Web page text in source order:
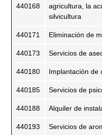
440168
agricultura, la
silvicultura
440171 Eliminación de
440173 Servicios de
440180 Implantación de
440185 Servicios de
440188 Alquiler de
440193 Servicios de